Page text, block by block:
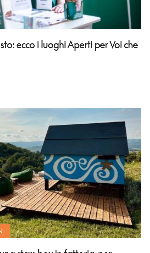
ecco i luoghi Aperti per Voi che